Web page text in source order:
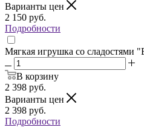
Варианты цен
2 150 руб.
Подробности
Мягкая игрушка со сладостями
В корзину
2 398 руб.
Варианты цен
2 398 руб.
Подробности